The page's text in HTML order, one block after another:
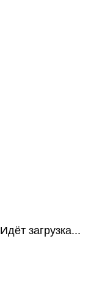
Идёт загрузка...